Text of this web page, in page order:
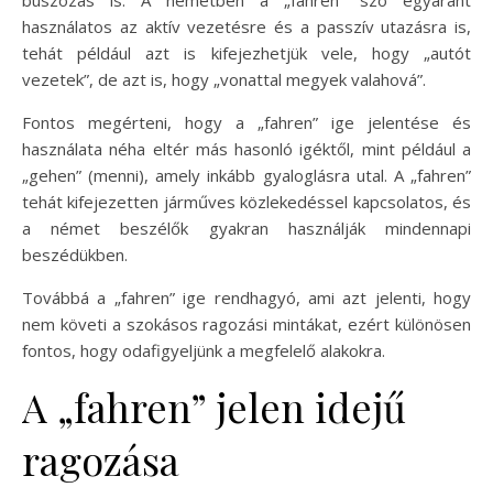
használatos az aktív vezetésre és a passzív utazásra is,
tehát például azt is kifejezhetjük vele, hogy „autót
vezetek”, de azt is, hogy „vonattal megyek valahová”.
Fontos megérteni, hogy a „fahren” ige jelentése és
használata néha eltér más hasonló igéktől, mint például a
„gehen” (menni), amely inkább gyaloglásra utal. A „fahren”
tehát kifejezetten járműves közlekedéssel kapcsolatos, és
a német beszélők gyakran használják mindennapi
beszédükben.
Továbbá a „fahren” ige rendhagyó, ami azt jelenti, hogy
nem követi a szokásos ragozási mintákat, ezért különösen
fontos, hogy odafigyeljünk a megfelelő alakokra.
A „fahren” jelen idejű
ragozása